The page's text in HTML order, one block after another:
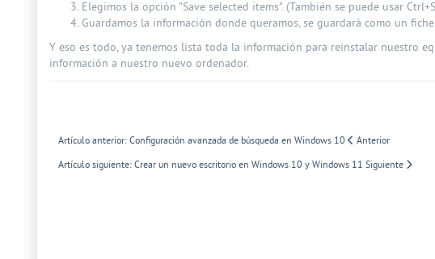
Elegimos la opción "Save selected items". (También se puede usar
Guardamos la información donde queramos, se guardará como un
Y eso es todo, ya tenemos lista toda la información para reinstalar nuestro
información a nuestro nuevo ordenador.
Artículo anterior: Configuración avanzada de búsqueda en Windows 10
Anterior
Artículo siguiente: Crear un nuevo escritorio en Windows 10 y Windows 11 Siguiente